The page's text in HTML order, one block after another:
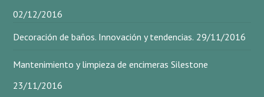
02/12/2016
Decoración de baños. Innovación y tendencias. 29/11/2016
Mantenimiento y limpieza de encimeras Silestone
23/11/2016